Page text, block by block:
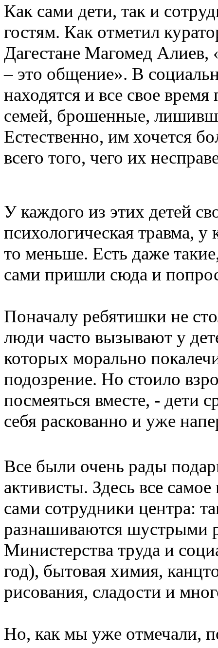
Как сами дети, так и
гостям. Как отметил
Дагестане Магомед Алиев,
– это общение». В
находятся и все свое
семей, брошенные,
Естественно, им хочется
всего того, чего их
У каждого из этих детей
психологическая травма,
то меньше. Есть даже
сами пришли сюда и
Поначалу ребятишки не
люди часто вызывают у
которых морально
подозрение. Но стоило
посмеяться вместе, - дети
себя раскованно и уже
Все были очень рады
активисты. Здесь все
сами сотрудники центра:
разнашиваются шустрыми
Министерства труда и
год), бытовая химия,
рисования, сладости и
Но, как мы уже отмечали,